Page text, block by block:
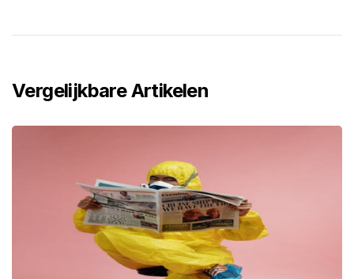
Vergelijkbare Artikelen